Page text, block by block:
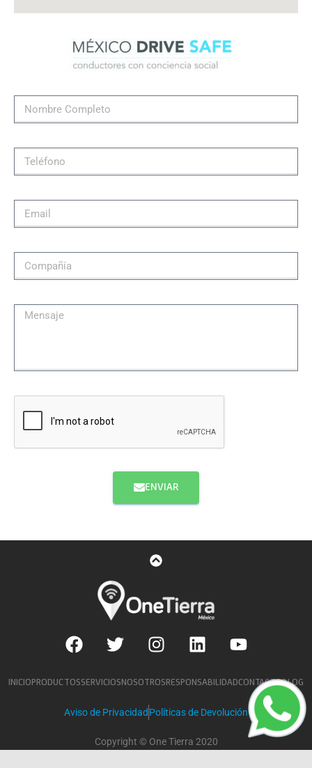
ENVIAR
INICIOPRODUCTOSSERVICIOSNOSOTROSRESPONSABILIDADCONTACTOBLOG
Aviso de Privacidad Políticas de Devolución
Copyright © One Tierra 2020